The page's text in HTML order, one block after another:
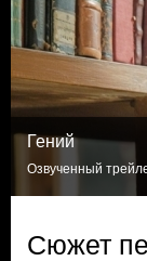
Гений
Озвученный
Сюжет